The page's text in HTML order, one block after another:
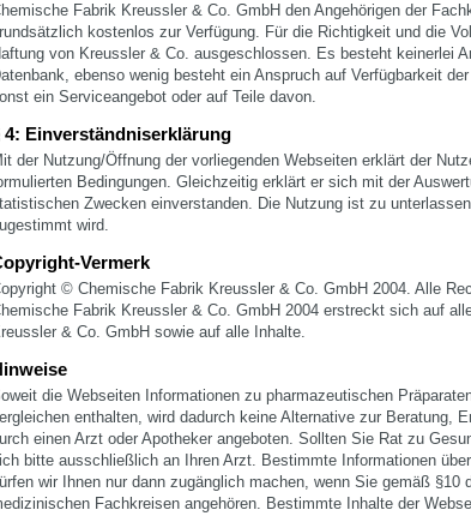
Fabrik Kreussler & Co. GmbH den Angehörigen der
kostenlos zur Verfügung. Für die Richtigkeit und die
von Kreussler & Co. ausgeschlossen. Es besteht keinerlei
ebenso wenig besteht ein Anspruch auf Verfügbarkeit
ein Serviceangebot oder auf Teile davon.
4: Einverständniserklärung
der Nutzung/Öffnung der vorliegenden Webseiten erklärt der
Bedingungen. Gleichzeitig erklärt er sich mit der
Zwecken einverstanden. Die Nutzung ist zu
wird.
Vermerk
© Chemische Fabrik Kreussler & Co. GmbH 2004. Alle
Fabrik Kreussler & Co. GmbH 2004 erstreckt sich auf
& Co. GmbH sowie auf alle Inhalte.
die Webseiten Informationen zu pharmazeutischen
enthalten, wird dadurch keine Alternative zur Beratung,
einen Arzt oder Apotheker angeboten. Sollten Sie Rat zu
bitte ausschließlich an Ihren Arzt. Bestimmte Informationen
wir Ihnen nur dann zugänglich machen, wenn Sie gemäß §10
Fachkreisen angehören. Bestimmte Inhalte der